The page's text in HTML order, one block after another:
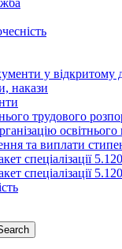
у відкритому
накази
трудового
освітнього
та виплати
спеціалізації
спеціалізації